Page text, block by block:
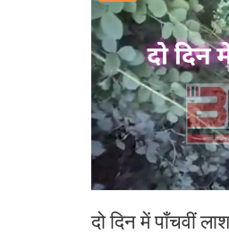
दो दिन में पाँचवीं